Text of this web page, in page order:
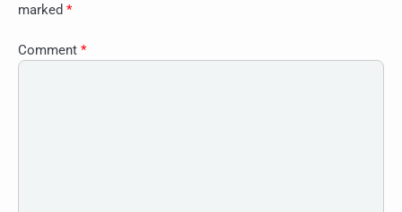
marked *
Comment *